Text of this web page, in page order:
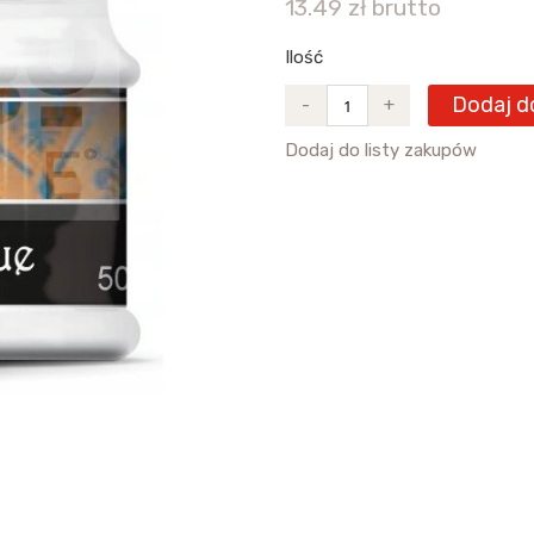
13.49 zł brutto
Ilość
- + Dodaj
Dodaj do listy zakupów